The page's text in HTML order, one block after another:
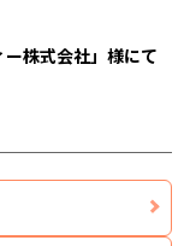
ー株式会社」様にて